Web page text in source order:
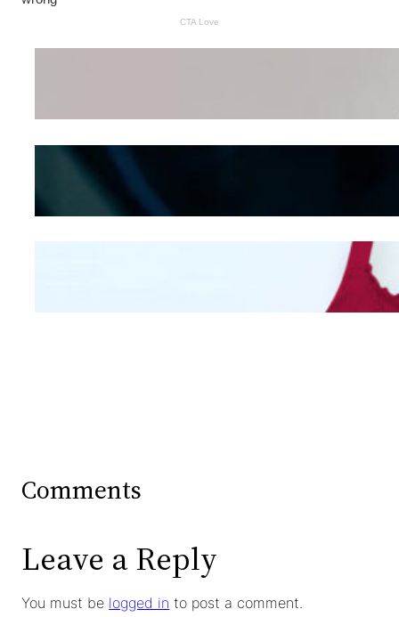
Wanita Pamer Pakaian
Kepribadian
Mengintip Kepribadian
Wanita Dari Warna Bra
Comments
Leave a Reply
You must be logged in to post a comment.